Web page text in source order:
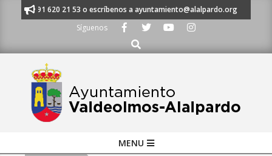
al 91 620 21 53 o escríbenos a ayuntamiento@alalpardo.org
Síguenos
Buscar
Navigation
MENU